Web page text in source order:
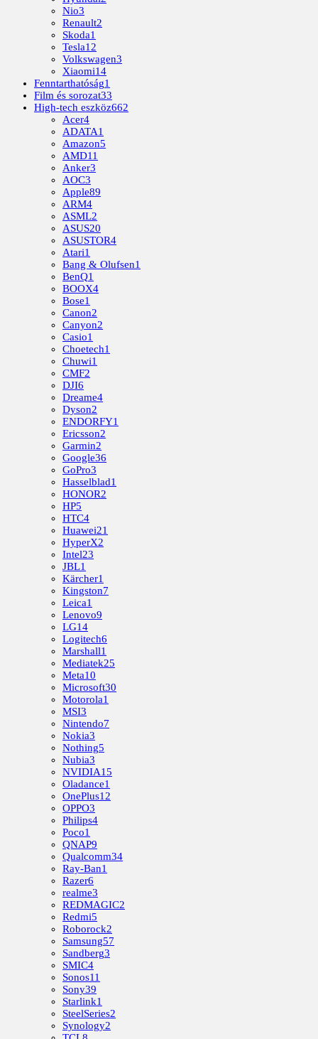
Nio3
Renault2
Skoda1
Tesla12
Volkswagen3
Xiaomi14
Fenntarthatóság1
Film és sorozat33
High-tech eszköz662
Acer4
ADATA1
Amazon5
AMD11
Anker3
AOC3
Apple89
ARM4
ASML2
ASUS20
ASUSTOR4
Atari1
Bang & Olufsen1
BenQ1
BOOX4
Bose1
Canon2
Canyon2
Casio1
Choetech1
Chuwi1
CMF2
DJI6
Dreame4
Dyson2
ENDORFY1
Ericsson2
Garmin2
Google36
GoPro3
Hasselblad1
HONOR2
HP5
HTC4
Huawei21
HyperX2
Intel23
JBL1
Kärcher1
Kingston7
Leica1
Lenovo9
LG14
Logitech6
Marshall1
Mediatek25
Meta10
Microsoft30
Motorola1
MSI3
Nintendo7
Nokia3
Nothing5
Nubia3
NVIDIA15
Oladance1
OnePlus12
OPPO3
Philips4
Poco1
QNAP9
Qualcomm34
Ray-Ban1
Razer6
realme3
REDMAGIC2
Redmi5
Roborock2
Samsung57
Sandberg3
SMIC4
Sonos11
Sony39
Starlink1
SteelSeries2
Synology2